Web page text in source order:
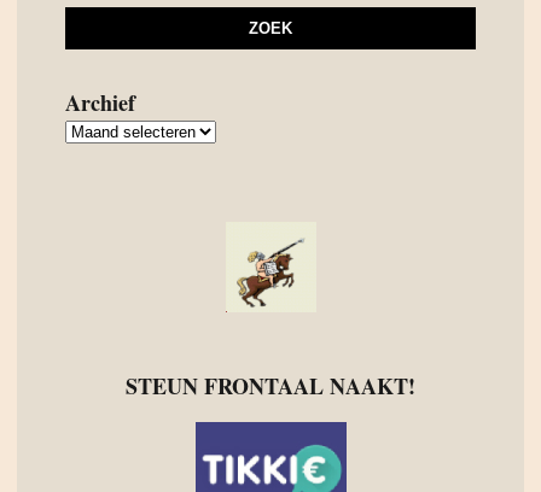
Archief
Archief
STEUN FRONTAAL NAAKT!